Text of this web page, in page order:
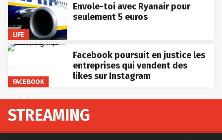
LIFE
Envole-toi avec Ryanair pour
seulement 5 euros
FACEBOOK
Facebook poursuit en justice les
entreprises qui vendent des
likes sur Instagram
STREAMING